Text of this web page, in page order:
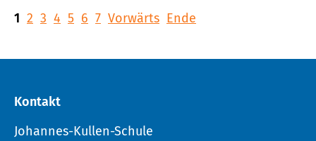
1 2 3 4 5 6 7 Vorwärts Ende
Kontakt
Johannes-Kullen-Schule